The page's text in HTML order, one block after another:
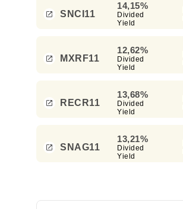
SNCI11
14,15%
Divided
Yield
MXRF11
12,62%
Divided
Yield
RECR11
13,68%
Divided
Yield
SNAG11
13,21%
Divided
Yield